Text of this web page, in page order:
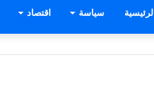
الرئيسية سياسة اقتصاد